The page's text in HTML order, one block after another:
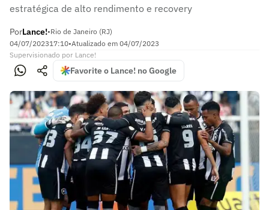
estratégica de alto rendimento e recovery
PorLance!•Rio de Janeiro (RJ)
04/07/202317:10•Atualizado em 04/07/2023
Supervisionado por Lance!
Favorite o Lance! no Google